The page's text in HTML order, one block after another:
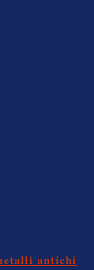
antichi